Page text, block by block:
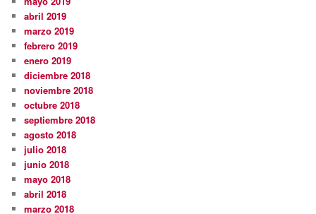
abril 2019
marzo 2019
febrero 2019
enero 2019
diciembre 2018
noviembre 2018
octubre 2018
septiembre 2018
agosto 2018
julio 2018
junio 2018
mayo 2018
abril 2018
marzo 2018